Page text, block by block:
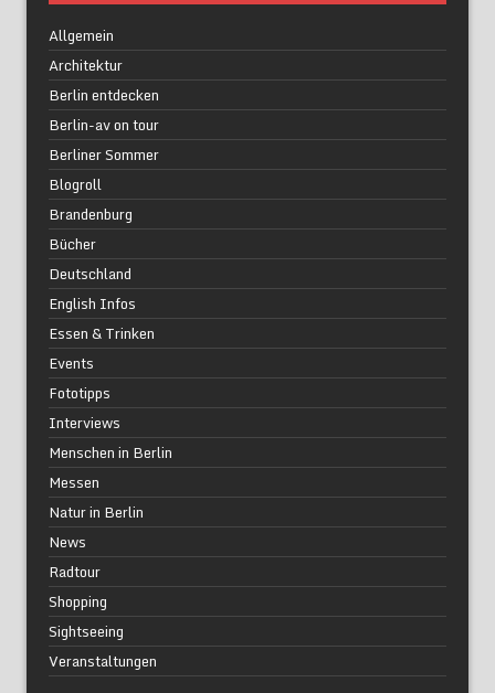
Allgemein
Architektur
Berlin entdecken
Berlin-av on tour
Berliner Sommer
Blogroll
Brandenburg
Bücher
Deutschland
English Infos
Essen & Trinken
Events
Fototipps
Interviews
Menschen in Berlin
Messen
Natur in Berlin
News
Radtour
Shopping
Sightseeing
Veranstaltungen